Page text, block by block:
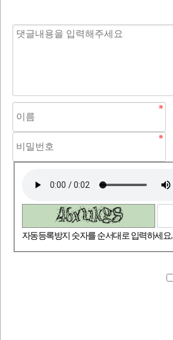
자동등록방지 숫자를 순서대로 입력하세요.